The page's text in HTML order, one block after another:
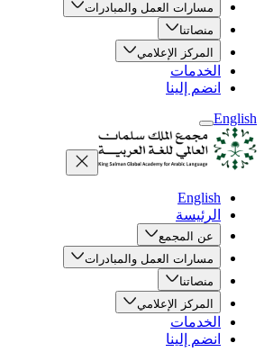
مسارات العمل والمبادرات
منصاتنا
المركز الإعلامي
الخدمات
انضم إلينا
English
English
الرئيسة
عن المجمع
مسارات العمل والمبادرات
منصاتنا
المركز الإعلامي
الخدمات
انضم إلينا